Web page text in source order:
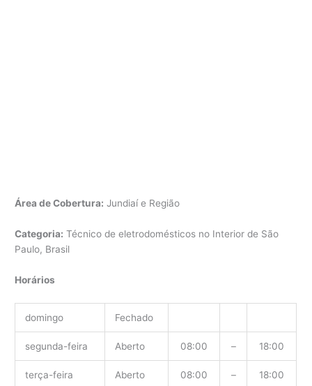
Área de Cobertura: Jundiaí e Região
Categoria: Técnico de eletrodomésticos no Interior de São
Paulo, Brasil
Horários
domingo Fechado
segunda-feira Aberto 08:00 – 18:00
terça-feira Aberto 08:00 – 18:00